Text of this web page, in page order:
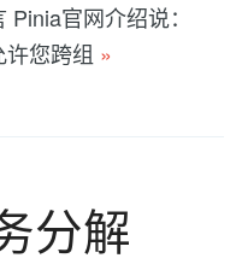
官网介绍说：
您跨组 »
分解